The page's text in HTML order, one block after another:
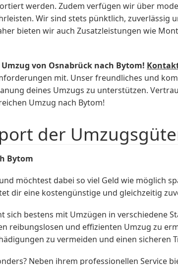
werden. Zudem verfügen wir über
Wir sind stets pünktlich, zuverlässig
bieten wir auch Zusatzleistungen wie
von Osnabrück nach Bytom!
mit. Unser freundliches und
deines Umzugs zu unterstützen.
Umzug nach Bytom!
der
Bytom
möchtest dabei so viel Geld wie möglich
dir eine kostengünstige und gleichzeitig
sich bestens mit Umzügen in verschiedene
reibungslosen und effizienten Umzug zu
zu vermeiden und einen sicheren
Neben ihrem professionellen Service